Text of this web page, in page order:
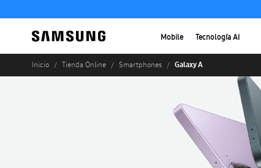
Mobile Tecnología AI
Inicio Tienda Online Smartphones Galaxy A